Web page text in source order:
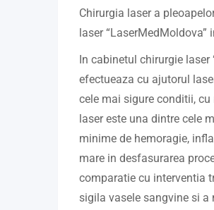
Chirurgia laser a
laser “LaserMedMoldova”
In cabinetul chirurgie laser
efectueaza cu ajutorul
cele mai sigure conditii,
laser este una dintre cele
minime de hemoragie,
mare in desfasurarea
comparatie cu interventia
sigila vasele sangvine si